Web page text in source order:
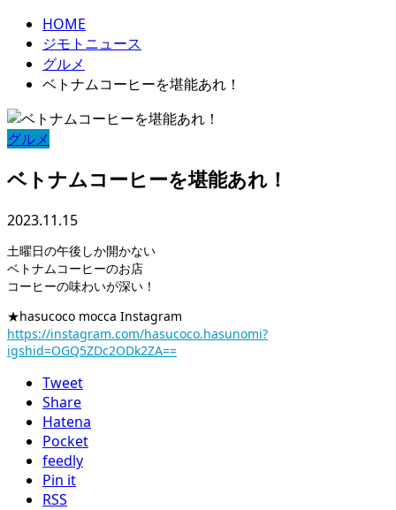
HOME
ジモトニュース
グルメ
ベトナムコーヒーを堪能あれ！
グルメ
ベトナムコーヒーを堪能あれ！
2023.11.15
土曜日の午後しか開かない
ベトナムコーヒーのお店
コーヒーの味わいが深い！
★hasucoco mocca Instagram
https://instagram.com/hasucoco.hasunomi?
igshid=OGQ5ZDc2ODk2ZA==
Tweet
Share
Hatena
Pocket
feedly
Pin it
RSS